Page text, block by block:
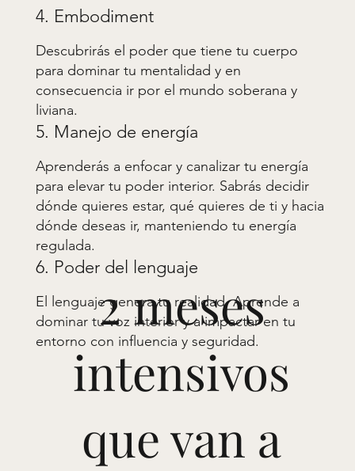
4. Embodiment
Descubrirás el poder que tiene tu cuerpo
para dominar tu mentalidad y en
consecuencia ir por el mundo soberana y
liviana.
5. Manejo de energía
Aprenderás a enfocar y canalizar tu energía
para elevar tu poder interior. Sabrás decidir
dónde quieres estar, qué quieres de ti y hacia
dónde deseas ir, manteniendo tu energía
regulada.
6. Poder del lenguaje
El lenguaje genera tu realidad. Aprende a
dominar tu voz interior y a impactar en tu
entorno con influencia y seguridad.
2 meses
intensivos
que van a